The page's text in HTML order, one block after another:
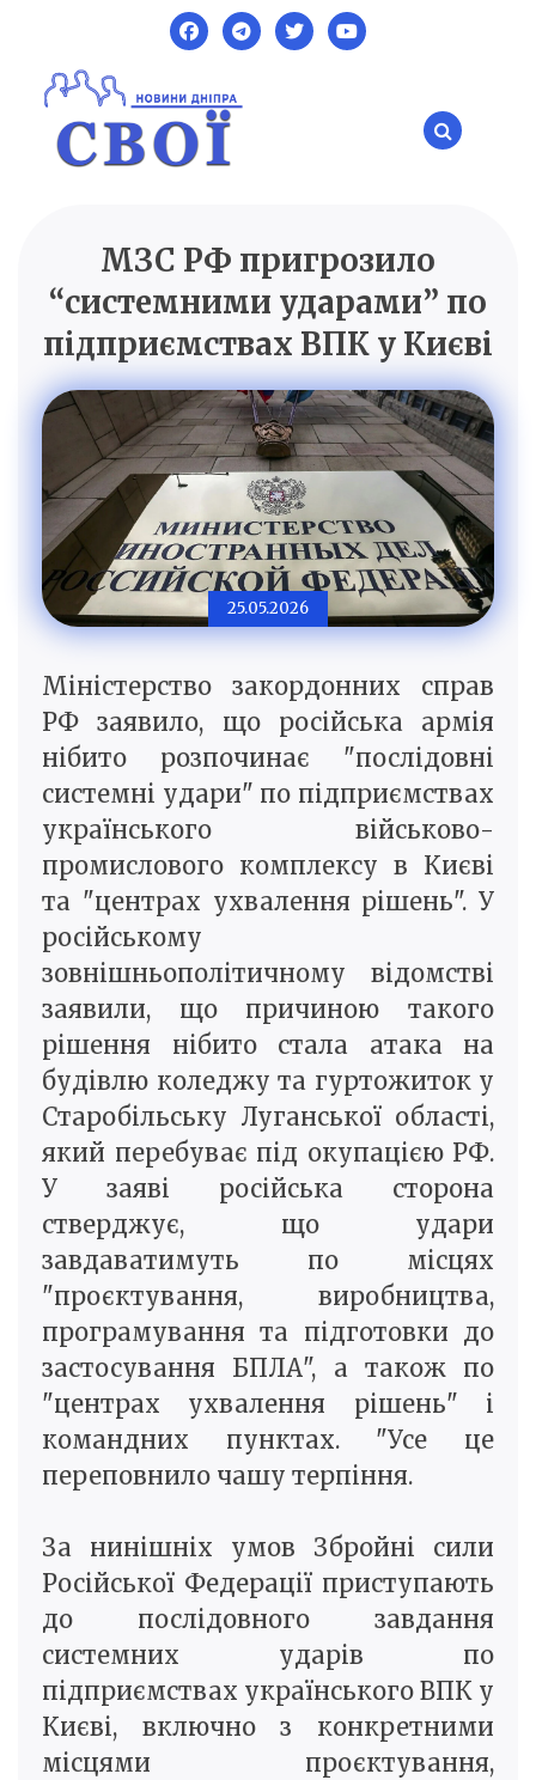
content
SVOI.DP.UA
Новини Дніпра
МЗС РФ пригрозило
“системними ударами” по
підприємствах ВПК у Києві
25.05.2026
Міністерство закордонних справ
РФ заявило, що російська армія
нібито розпочинає "послідовні
системні удари" по підприємствах
українського військово-
промислового комплексу в Києві
та "центрах ухвалення рішень". У
російському
зовнішньополітичному відомстві
заявили, що причиною такого
рішення нібито стала атака на
будівлю коледжу та гуртожиток у
Старобільську Луганської області,
який перебуває під окупацією РФ.
У заяві російська сторона
стверджує, що удари
завдаватимуть по місцях
"проєктування, виробництва,
програмування та підготовки до
застосування БПЛА", а також по
"центрах ухвалення рішень" і
командних пунктах. "Усе це
переповнило чашу терпіння.
За нинішніх умов Збройні сили
Російської Федерації приступають
до послідовного завдання
системних ударів по
підприємствах українського ВПК у
Києві, включно з конкретними
місцями проєктування,